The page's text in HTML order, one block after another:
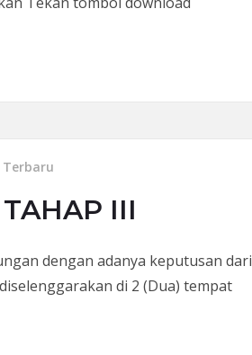
2023
III
dengan adanya keputusan dari
di 2 (Dua) tempat